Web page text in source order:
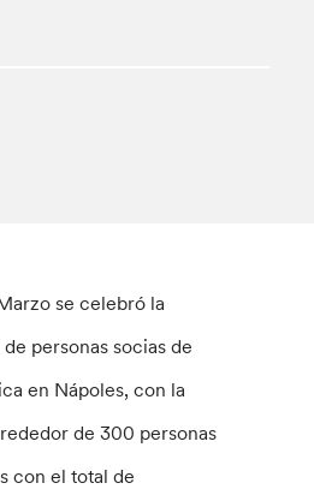
se celebró la
personas socias de
en Nápoles, con la
de 300 personas
con el total de